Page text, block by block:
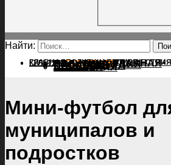
Найти:
ГЛАВНАЯПОЛИТИКАПРОИСШЕСТВИЯ
КУЛЬТУРАПОСЕЛЕНИЯГЛАВНАЯ
ПОЛИТИКА
ПРОИСШЕСТВИЯ
ПРОКУРАТУРА
СПОРТ
КУЛЬТУРА
ПОСЕЛЕНИЯ
Мини-футбол
муниципалов и
подростков